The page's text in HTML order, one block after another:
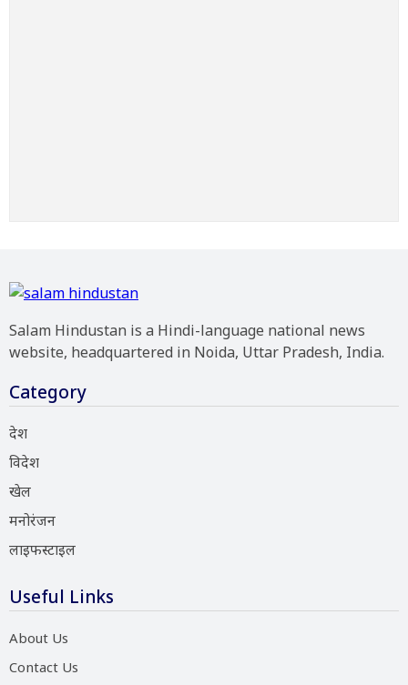
Salam Hindustan is a Hindi-language national news
website, headquartered in Noida, Uttar Pradesh, India.
Category
देश
विदेश
खेल
मनोरंजन
लाइफस्टाइल
Useful Links
About Us
Contact Us